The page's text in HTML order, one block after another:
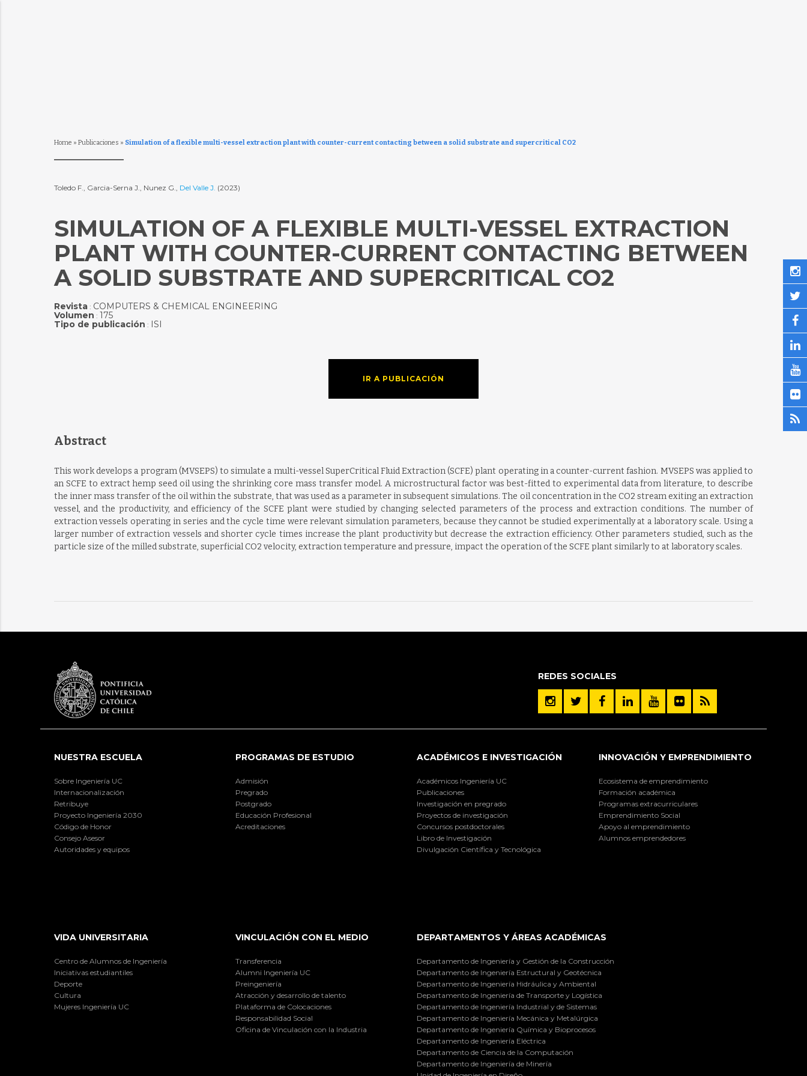
Home » Publicaciones » Simulation of a flexible multi-vessel extraction plant with counter-current contacting between a solid substrate and supercritical CO2
Toledo F., Garcia-Serna J., Nunez G., Del Valle J. (2023)
SIMULATION OF A FLEXIBLE MULTI-VESSEL EXTRACTION
PLANT WITH COUNTER-CURRENT CONTACTING BETWEEN
A SOLID SUBSTRATE AND SUPERCRITICAL CO2
Revista: COMPUTERS & CHEMICAL ENGINEERING
Volumen : 175
Tipo de publicación : ISI
IR A PUBLICACIÓN
Abstract
This work develops a program (MVSEPS) to simulate a multi-vessel SuperCritical Fluid Extraction (SCFE) plant operating in a counter-current fashion. MVSEPS was applied to
an SCFE to extract hemp seed oil using the shrinking core mass transfer model. A microstructural factor was best-fitted to experimental data from literature, to describe
the inner mass transfer of the oil within the substrate, that was used as a parameter in subsequent simulations. The oil concentration in the CO2 stream exiting an extraction
vessel, and the productivity, and efficiency of the SCFE plant were studied by changing selected parameters of the process and extraction conditions. The number of
extraction vessels operating in series and the cycle time were relevant simulation parameters, because they cannot be studied experimentally at a laboratory scale. Using a
larger number of extraction vessels and shorter cycle times increase the plant productivity but decrease the extraction efficiency. Other parameters studied, such as the
particle size of the milled substrate, superficial CO2 velocity, extraction temperature and pressure, impact the operation of the SCFE plant similarly to at laboratory scales.
REDES SOCIALES
NUESTRA ESCUELA
Sobre Ingeniería UC
Internacionalización
Retribuye
Proyecto Ingeniería 2030
Código de Honor
Consejo Asesor
Autoridades y equipos
PROGRAMAS DE ESTUDIO
Admisión
Pregrado
Postgrado
Educación Profesional
Acreditaciones
ACADÉMICOS E INVESTIGACIÓN
Académicos Ingeniería UC
Publicaciones
Investigación en pregrado
Proyectos de investigación
Concursos postdoctorales
Libro de Investigación
Divulgación Científica y Tecnológica
INNOVACIÓN Y EMPRENDIMIENTO
Ecosistema de emprendimiento
Formación académica
Programas extracurriculares
Emprendimiento Social
Apoyo al emprendimiento
Alumnos emprendedores
VIDA UNIVERSITARIA
Centro de Alumnos de Ingeniería
Iniciativas estudiantiles
Deporte
Cultura
Mujeres Ingeniería UC
VINCULACIÓN CON EL MEDIO
Transferencia
Alumni Ingeniería UC
Preingeniería
Atracción y desarrollo de talento
Plataforma de Colocaciones
Responsabilidad Social
Oficina de Vinculación con la Industria
DEPARTAMENTOS Y ÁREAS ACADÉMICAS
Departamento de Ingeniería y Gestión de la Construcción
Departamento de Ingeniería Estructural y Geotécnica
Departamento de Ingeniería Hidráulica y Ambiental
Departamento de Ingeniería de Transporte y Logística
Departamento de Ingeniería Industrial y de Sistemas
Departamento de Ingeniería Mecánica y Metalúrgica
Departamento de Ingeniería Química y Bioprocesos
Departamento de Ingeniería Eléctrica
Departamento de Ciencia de la Computación
Departamento de Ingeniería de Minería